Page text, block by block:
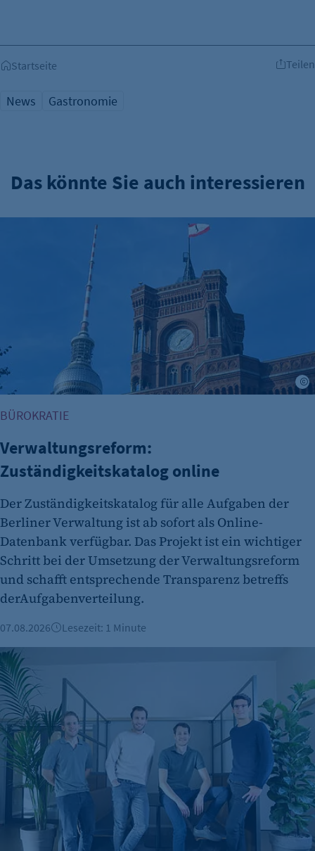
Startseite Teilen
News Gastronomie
Das könnte Sie auch interessieren
Verwaltungsreform: Zuständigkeitskatalog online
BÜROKRATIE
Verwaltungsreform:
Zuständigkeitskatalog online
Der Zuständigkeitskatalog für alle Aufgaben der
Berliner Verwaltung ist ab sofort als Online-
Datenbank verfügbar. Das Projekt ist ein wichtiger
Schritt bei der Umsetzung der Verwaltungsreform
und schafft entsprechende Transparenz betreffs
derAufgabenverteilung.
07.08.2026 Lesezeit: 1 Minute
Berliner Fintech Moss erreicht Milliardenbewertung